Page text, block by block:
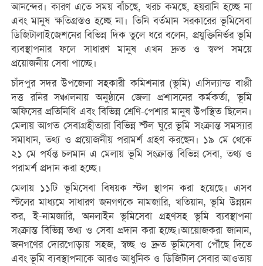
আনন্দের। কারণ এতে সময় বাঁচছে, খরচ কমছে, হয়রানি হচ্ছে না
এবং মানুষ ক্ষতিগ্রস্তও হচ্ছে না। তিনি বর্তমান সরকারের ভূমিসেবা
ডিজিটালাইজেশনের বিভিন্ন দিক তুলে ধরে বলেন, প্রযুক্তিনির্ভর ভূমি
ব্যবস্থাপনার ফলে সাধারণ মানুষ এখন দ্রুত ও স্বল্প সময়ে
প্রয়োজনীয় সেবা পাচ্ছে।
চাঁদপুর সদর উপজেলা সহকারী কমিশনার (ভূমি) এসিল্যান্ড বাপ্পী
দত্ত রনির সঞ্চালনায় অনুষ্ঠানে জেলা প্রশাসনের কর্মকর্তা, ভূমি
অফিসের প্রতিনিধি এবং বিভিন্ন শ্রেণি-পেশার মানুষ উপস্থিত ছিলেন।
মেলায় আগত সেবাগ্রহীতারা বিভিন্ন স্টল ঘুরে ভূমি সংক্রান্ত সমস্যার
সমাধান, তথ্য ও প্রয়োজনীয় পরামর্শ গ্রহণ করছেন। ১৯ মে থেকে
২১ মে পর্যন্ত চলমান এ মেলায় ভূমি সংক্রান্ত বিভিন্ন সেবা, তথ্য ও
পরামর্শ প্রদান করা হচ্ছে।
মেলায় ১১টি ভূমিসেবা বিষয়ক স্টল স্থাপন করা হয়েছে। এসব
স্টলের মাধ্যমে সাধারণ জনগণকে নামজারি, খতিয়ান, ভূমি উন্নয়ন
কর, ই-নামজারি, অনলাইন ভূমিসেবা গ্রহণসহ ভূমি ব্যবস্থাপনা
সংক্রান্ত বিভিন্ন তথ্য ও সেবা প্রদান করা হচ্ছে।আয়োজকরা জানান,
জনগণের দোরগোড়ায় সহজ, স্বচ্ছ ও দ্রুত ভূমিসেবা পৌঁছে দিতে
এবং ভূমি ব্যবস্থাপনাকে আরও আধুনিক ও ডিজিটাল সেবার আওতায়